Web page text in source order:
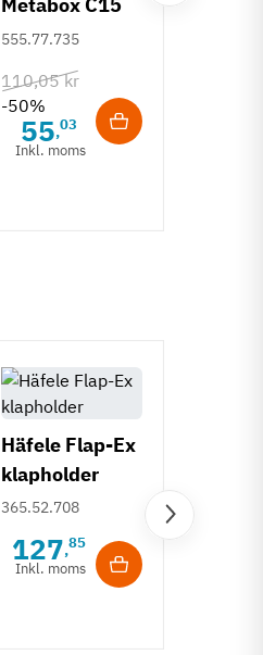
Metabox C15
320 M - højde
555.77.735
110,05 kr
-50%
55,03
Inkl. moms
Häfele Flap-Ex
klapholder
365.52.708
127,85
Inkl. moms